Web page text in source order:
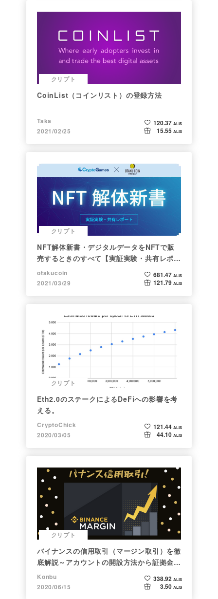
クリプト
CoinList（コインリスト）の登録方法
Taka
2021/02/25
120.37 ALIS
15.55 ALIS
クリプト
NFT解体新書・デジタルデータをNFTで販
売するときのすべて【実証実験・共有レポー
ト】
otakucoin
2021/03/29
681.47 ALIS
121.79 ALIS
クリプト
Eth2.0のステークによるDeFiへの影響を考
える。
CryptoChick
2020/03/05
121.44 ALIS
44.10 ALIS
クリプト
バイナンスの信用取引（マージン取引）を徹
底解説～アカウントの開設方法から証拠金計
算例まで～
Konbu
2020/06/15
338.92 ALIS
3.50 ALIS